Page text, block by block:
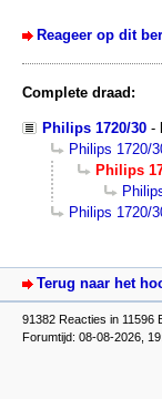
Reageer op dit
Complete draad:
Philips 1720/30 -
Philips 1720/
Philips
Philips 1720/
Terug naar het
91382 Reacties in 11596
Forumtijd: 08-08-2026,